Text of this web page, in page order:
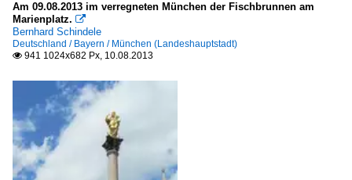
Am 09.08.2013 im verregneten München der Fischbrunnen am
Marienplatz. 
Bernhard Schindele
Deutschland / Bayern / München (Landeshauptstadt)
 941 1024x682 Px, 10.08.2013